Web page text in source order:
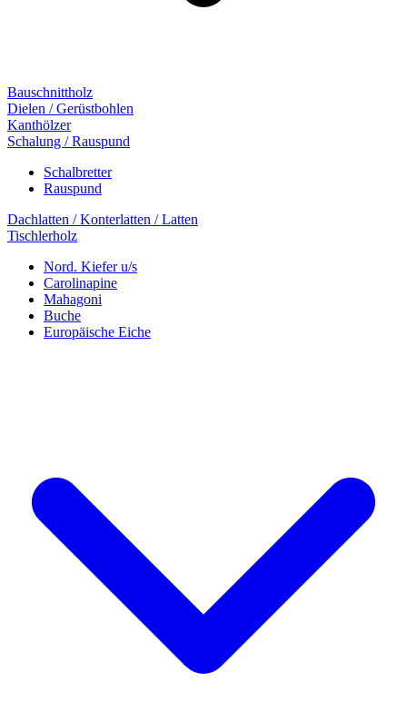
Bauschnittholz
Dielen / Gerüstbohlen
Kanthölzer
Schalung / Rauspund
Schalbretter
Rauspund
Dachlatten / Konterlatten / Latten
Tischlerholz
Nord. Kiefer u/s
Carolinapine
Mahagoni
Buche
Europäische Eiche